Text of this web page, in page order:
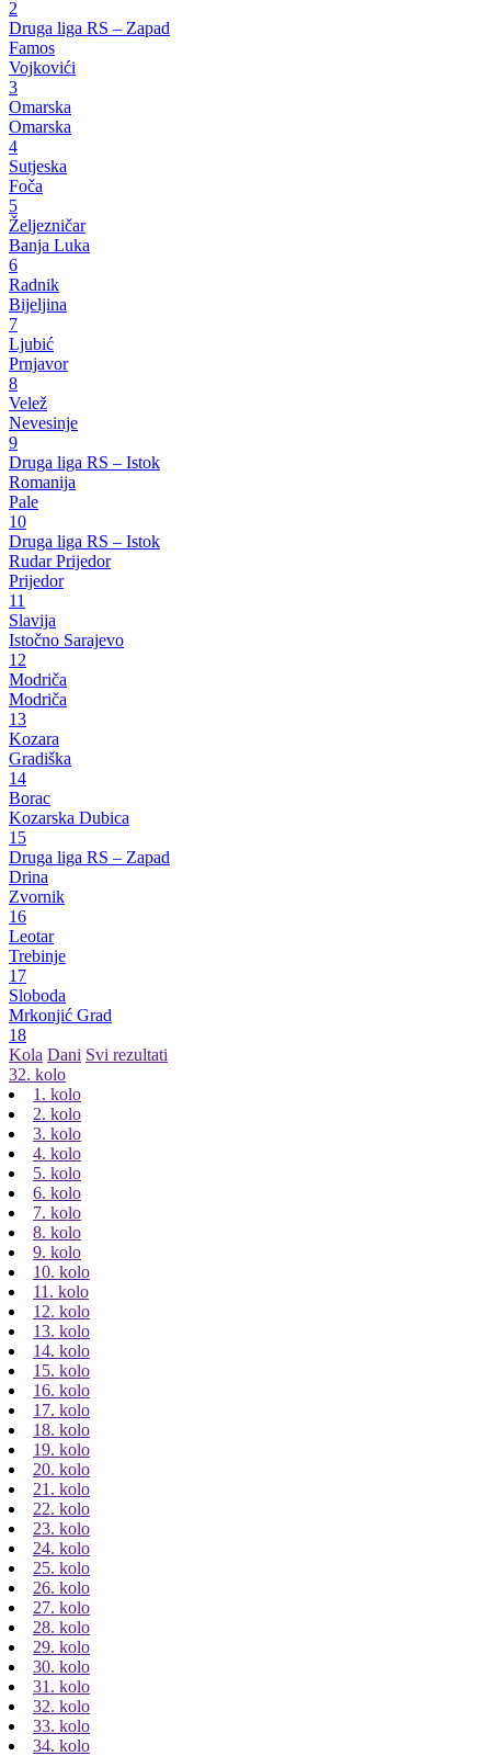
2
Druga liga RS – Zapad
Famos
Vojkovići
3
Omarska
Omarska
4
Sutjeska
Foča
5
Željezničar
Banja Luka
6
Radnik
Bijeljina
7
Ljubić
Prnjavor
8
Velež
Nevesinje
9
Druga liga RS – Istok
Romanija
Pale
10
Druga liga RS – Istok
Rudar Prijedor
Prijedor
11
Slavija
Istočno Sarajevo
12
Modriča
Modriča
13
Kozara
Gradiška
14
Borac
Kozarska Dubica
15
Druga liga RS – Zapad
Drina
Zvornik
16
Leotar
Trebinje
17
Sloboda
Mrkonjić Grad
18
Kola Dani Svi rezultati
32. kolo
1. kolo
2. kolo
3. kolo
4. kolo
5. kolo
6. kolo
7. kolo
8. kolo
9. kolo
10. kolo
11. kolo
12. kolo
13. kolo
14. kolo
15. kolo
16. kolo
17. kolo
18. kolo
19. kolo
20. kolo
21. kolo
22. kolo
23. kolo
24. kolo
25. kolo
26. kolo
27. kolo
28. kolo
29. kolo
30. kolo
31. kolo
32. kolo
33. kolo
34. kolo